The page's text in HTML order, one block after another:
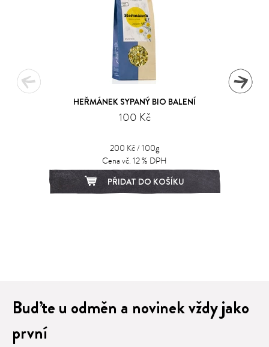
HEŘMÁNEK SYPANÝ BIO BALENÍ
100 Kč
200 Kč / 100g
Cena vč. 12 % DPH
PŘIDAT DO KOŠÍKU
Buďte u odměn a novinek vždy jako
první